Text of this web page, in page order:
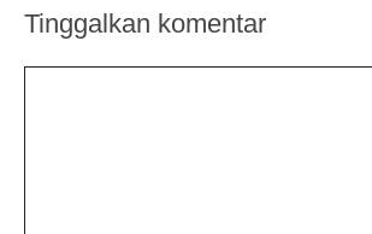
Tinggalkan komentar